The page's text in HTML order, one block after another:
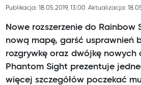
Publikacja: 18.05.2019, 13:00 Aktualizacja:
Nowe rozszerzenie do Rainbow
nową mapę, garść usprawnień
rozgrywkę oraz dwójkę nowych
Phantom Sight prezentuje
więcej szczegółów poczekać